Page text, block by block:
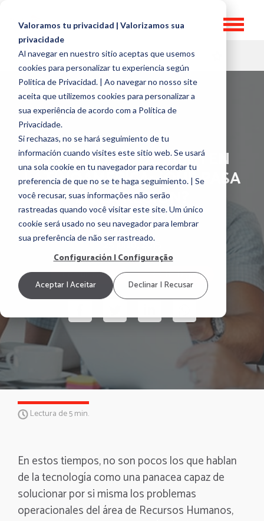
Valoramos tu privacidad | Valorizamos sua
privacidade
Al navegar en nuestro sitio aceptas que usemos
cookies para personalizar tu experiencia según
Politica de Privacidad. | Ao navegar no nosso site
aceita que utilizemos cookies para personalizar a
sua experiência de acordo com a Política de
Privacidade.
Si rechazas, no se hará seguimiento de tu
información cuando visites este sitio web. Se usará
una sola cookie en tu navegador para recordar tu
preferencia de que no se te haga seguimiento. | Se
você recusar, suas informações não serão
rastreadas quando você visitar este site. Um único
cookie será usado no seu navegador para lembrar
sua preferência de não ser rastreado.
Configuración | Configuração
Aceptar | Aceitar Declinar | Recusar
HR TOPICS
TECNOLOGÍA DE RRHH EN
LATINOAMÉRICA: ¿QUÉ PASA
EN LA REGIÓN?
porJosé Guerra
25 junio, 2015
Comunicación RRHH Digital
Lectura de 5 min.
En estos tiempos, no son pocos los que hablan
de la tecnología como una panacea capaz de
solucionar por si misma los problemas
operacionales del área de Recursos Humanos,